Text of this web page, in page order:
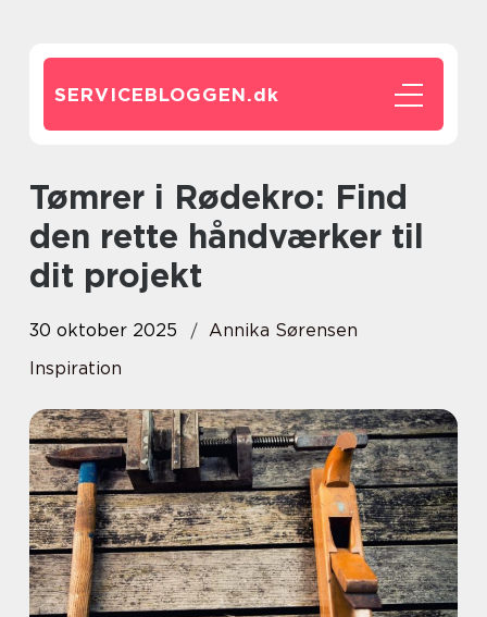
SERVICEBLOGGEN.dk
Tømrer i Rødekro: Find
den rette håndværker til
dit projekt
30 oktober 2025
Annika Sørensen
Inspiration